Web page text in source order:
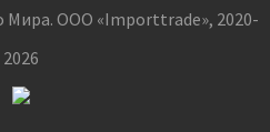
Мира. ООО «Importtrade», 2020-
2026